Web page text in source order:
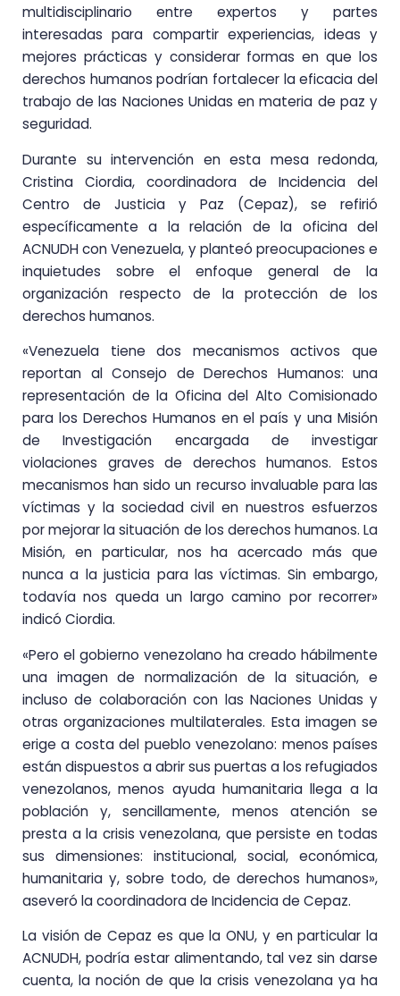
multidisciplinario entre expertos y partes
interesadas para compartir experiencias, ideas y
mejores prácticas y considerar formas en que los
derechos humanos podrían fortalecer la eficacia del
trabajo de las Naciones Unidas en materia de paz y
seguridad.
Durante su intervención en esta mesa redonda,
Cristina Ciordia, coordinadora de Incidencia del
Centro de Justicia y Paz (Cepaz), se refirió
específicamente a la relación de la oficina del
ACNUDH con Venezuela, y planteó preocupaciones e
inquietudes sobre el enfoque general de la
organización respecto de la protección de los
derechos humanos.
«Venezuela tiene dos mecanismos activos que
reportan al Consejo de Derechos Humanos: una
representación de la Oficina del Alto Comisionado
para los Derechos Humanos en el país y una Misión
de Investigación encargada de investigar
violaciones graves de derechos humanos. Estos
mecanismos han sido un recurso invaluable para las
víctimas y la sociedad civil en nuestros esfuerzos
por mejorar la situación de los derechos humanos. La
Misión, en particular, nos ha acercado más que
nunca a la justicia para las víctimas. Sin embargo,
todavía nos queda un largo camino por recorrer»
indicó Ciordia.
«Pero el gobierno venezolano ha creado hábilmente
una imagen de normalización de la situación, e
incluso de colaboración con las Naciones Unidas y
otras organizaciones multilaterales. Esta imagen se
erige a costa del pueblo venezolano: menos países
están dispuestos a abrir sus puertas a los refugiados
venezolanos, menos ayuda humanitaria llega a la
población y, sencillamente, menos atención se
presta a la crisis venezolana, que persiste en todas
sus dimensiones: institucional, social, económica,
humanitaria y, sobre todo, de derechos humanos»,
aseveró la coordinadora de Incidencia de Cepaz.
La visión de Cepaz es que la ONU, y en particular la
ACNUDH, podría estar alimentando, tal vez sin darse
cuenta, la noción de que la crisis venezolana ya ha